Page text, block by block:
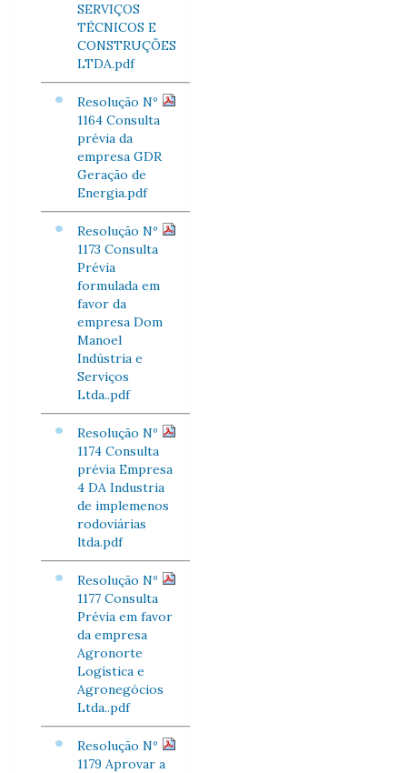
SERVIÇOS
TÉCNICOS E
CONSTRUÇÕES
LTDA.pdf
Resolução Nº
1164 Consulta
prévia da
empresa GDR
Geração de
Energia.pdf
Resolução Nº
1173 Consulta
Prévia
formulada em
favor da
empresa Dom
Manoel
Indústria e
Serviços
Ltda..pdf
Resolução Nº
1174 Consulta
prévia Empresa
4 DA Industria
de implemenos
rodoviárias
ltda.pdf
Resolução Nº
1177 Consulta
Prévia em favor
da empresa
Agronorte
Logística e
Agronegócios
Ltda..pdf
Resolução Nº
1179 Aprovar a